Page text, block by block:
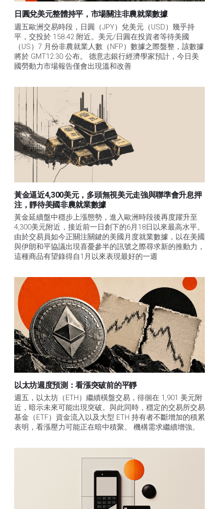
日圓兌美元整體持平，市場關注非農就業數據
週五歐洲交易時段，日圓（JPY）兌美元（USD）幾乎持
平，交投於 158.42 附近。美元/日圓在投資者等待美國
（US）7 月份非農就業人數（NFP）數據之際盤整，該數據
將於 GMT12:30 公布。 德意志銀行經濟學家預計，今日美
國勞動力市場報告僅會出現溫和改善
黃金逼近4,300美元，多頭無視美元走強與聯準會升息押
注，靜待美國非農就業數據
黃金延續盤中穩步上漲態勢，進入歐洲時段後再度躍升至
4,300美元附近，接近前一日創下的6月18日以來最高水平。
由於交易員如今正關注關鍵的美國月度就業數據，以在美國
與伊朗和平協議出現喜憂參半的訊號之際尋求新的推動力，
這種商品有望錄得自1月以來表現最好的一週
以太坊週度預測：看漲突破前的平靜
週五，以太坊（ETH）繼續橫盤交易，徘徊在 1,901 美元附
近，暗示未來可能出現突破。與此同時，穩定的交易所交易
基金（ETF）資金流入以及大型 ETH 持有者不斷增加的積累
表明，看漲壓力可能正在暗中積聚。 機構需求繼續增強。